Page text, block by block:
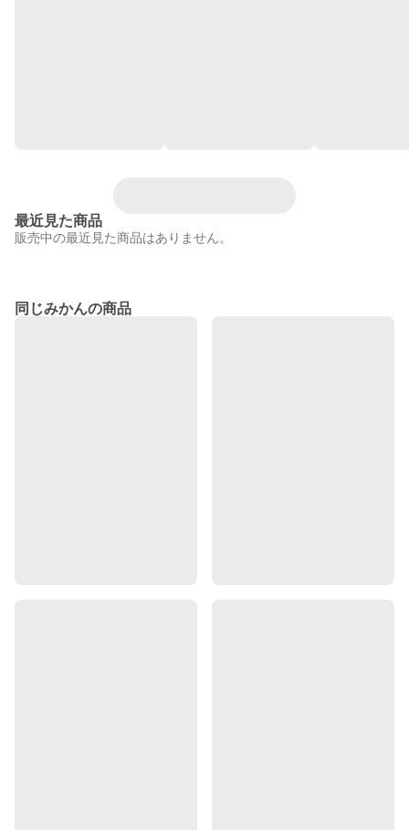
最近見た商品
販売中の最近見た商品はありません。
同じみかんの商品